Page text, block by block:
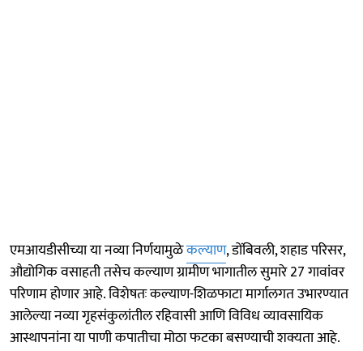
एमआयडीसीच्या या नव्या निर्णयामुळेकल्याण, डोंबिवली, शहाड परिसर,
औद्योगिक वसाहती तसेच कल्याण ग्रामीण भागातील सुमारे 27 गावांवर
परिणाम होणार आहे. विशेषतः कल्याण-शिळफाटा मार्गालगत उभारण्यात
आलेल्या नव्या गृहसंकुलांतील रहिवासी आणि विविध व्यावसायिक
आस्थापनांना या पाणी कपातीचा मोठा फटका बसण्याची शक्यता आहे.